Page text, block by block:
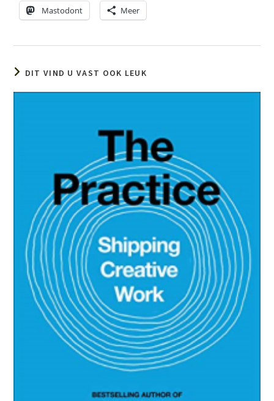
Mastodont Meer
DIT VIND U VAST OOK LEUK